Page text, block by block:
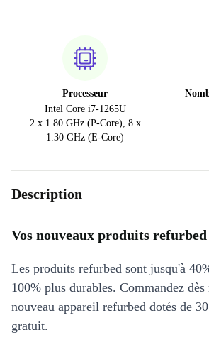
Processeur
Intel Core i7-1265U
2 x 1.80 GHz (P-Core), 8 x
1.30 GHz (E-Core)
Description
Vos nouveaux produits refurbed
Les produits refurbed sont jusqu'à
100% plus durables. Commandez
nouveau appareil refurbed dotés de
gratuit.